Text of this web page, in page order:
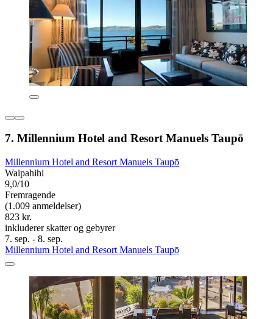
7. Millennium Hotel and Resort Manuels Taupō
Millennium Hotel and Resort Manuels Taupō
Waipahihi
9,0/10
Fremragende
(1.009 anmeldelser)
823 kr.
inkluderer skatter og gebyrer
7. sep. - 8. sep.
Millennium Hotel and Resort Manuels Taupō